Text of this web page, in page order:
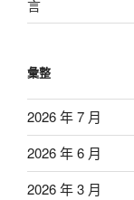
言
彙整
2026 年 7 月
2026 年 6 月
2026 年 3 月